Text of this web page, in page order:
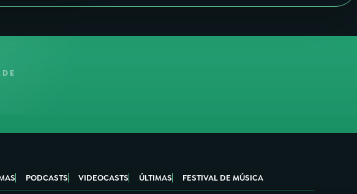
PODCASTS VIDEOCASTS ÚLTIMAS FESTIVAL DE MÚSICA